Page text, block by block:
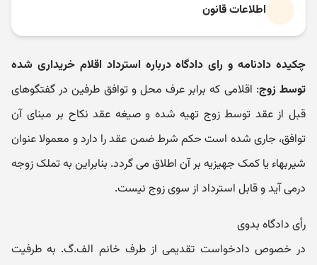
اطلاعات قانون
چکیده دادنامه و رای دادگاه درباره استرداد اقلام خریداری شده
توسط زوج: اقلامی که برابر عرف محل و توافق طرفین در گفتگوهای
قبل از عقد توسط زوج تهیه شده و صیغه عقد نکاح بر مبنای آن
توافق، جاری شده است حکم شرط ضمن عقد را دارد و معمولا عنوان
شیربهاء یا کمک جهیزیه بر آن اطلاق می گردد. بنابراین به تملک زوجه
درمی آید و قابل استرداد از سوی زوج نیست.
رأی دادگاه بدوی
در خصوص دادخواست تقدیمی از طرف خانم الف.گ. به طرفیت